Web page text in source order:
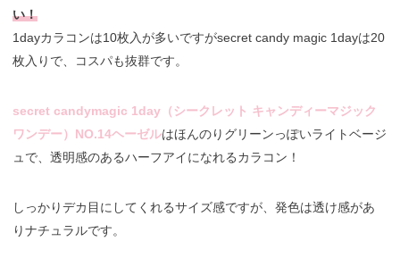
い！
1dayカラコンは10枚入が多いですがsecret candy magic 1dayは20
枚入りで、コスパも抜群です。
secret candymagic 1day（シークレット キャンディーマジック
ワンデー）NO.14ヘーゼルはほんのりグリーンっぽいライトベージ
ュで、透明感のあるハーフアイになれるカラコン！
しっかりデカ目にしてくれるサイズ感ですが、発色は透け感があ
りナチュラルです。